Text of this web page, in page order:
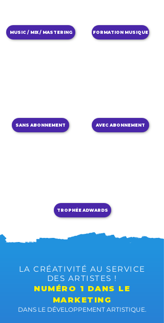
MUSIC / MIX / MASTERING FORMATION MUSIQUE
SANS ABONNEMENT AVEC ABONNEMENT
TROPHÉE ADWARDS
LA CRÉATIVITÉ AU SERVICE
DES ARTISTES !
NUMÉRO 1 DANS LE
MARKETING
DANS LE DÉVELOPPEMENT ARTISTIQUE.